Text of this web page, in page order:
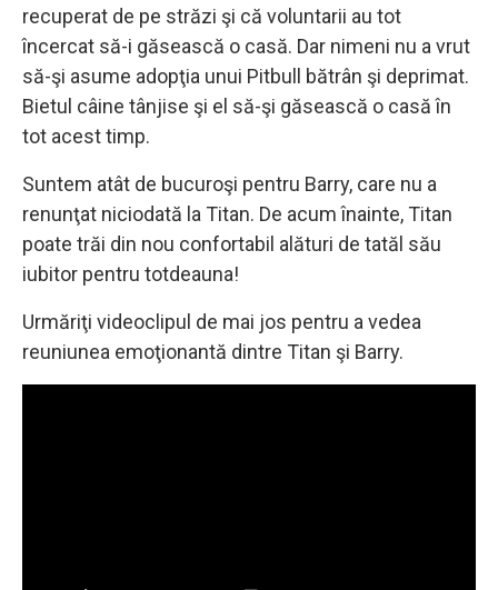
recuperat de pe străzi şi că voluntarii au tot
încercat să-i găsească o casă. Dar nimeni nu a vrut
să-şi asume adopţia unui Pitbull bătrân şi deprimat.
Bietul câine tânjise şi el să-şi găsească o casă în
tot acest timp.
Suntem atât de bucuroşi pentru Barry, care nu a
renunţat niciodată la Titan. De acum înainte, Titan
poate trăi din nou confortabil alături de tatăl său
iubitor pentru totdeauna!
Urmăriţi videoclipul de mai jos pentru a vedea
reuniunea emoţionantă dintre Titan şi Barry.